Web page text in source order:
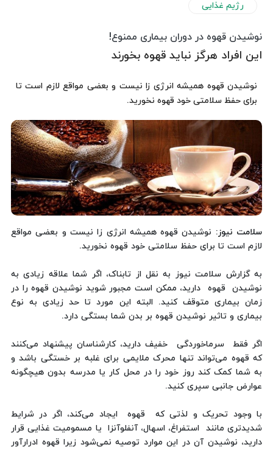
رژیم غذایی
نوشیدن قهوه در دوران بیماری ممنوع!
این افراد هرگز نباید قهوه بخورند
نوشیدن قهوه همیشه انرژی زا نیست و بعضی مواقع لازم است تا
برای حفظ سلامتی خود قهوه نخورید.
سلامت نیوز: نوشیدن قهوه همیشه انرژی زا نیست و بعضی مواقع
لازم است تا برای حفظ سلامتی خود قهوه نخورید.
به گزارش سلامت نیوز به نقل از تابناک، اگر شما علاقه زیادی به
نوشیدن قهوه دارید، ممکن است مجبور شوید نوشیدن قهوه را در
زمان بیماری متوقف کنید. البته این مورد تا حد زیادی به نوع
بیماری و تاثیر نوشیدن قهوه بر بدن شما بستگی دارد.
اگر فقط سرماخوردگی خفیف دارید، کارشناسان پیشنهاد می‌کنند
که قهوه می‌تواند تنها محرک ملایمی برای غلبه بر خستگی باشد و
به شما کمک ‌کند روز خود را در محل کار یا مدرسه بدون هیچگونه
عوارض جانبی سپری کنید.
با وجود تحریک و لذتی که قهوه ایجاد می‌کند، اگر در شرایط
شدیدتری مانند استفراغ، اسهال، آنفلوآنزا یا مسمومیت غذایی قرار
دارید، نوشیدن آن در این موارد توصیه نمی‌شود زیرا قهوه ادرارآور